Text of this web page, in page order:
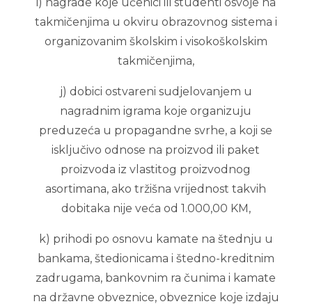
takmičenjima u okviru obrazovnog sistema i
organizovanim školskim i visokoškolskim
takmičenjima,
j) dobici ostvareni sudjelovanjem u
nagradnim igrama koje organizuju
preduzeća u propagandne svrhe, a koji se
isključivo odnose na proizvod ili paket
proizvoda iz vlastitog proizvodnog
asortimana, ako tržišna vrijednost takvih
dobitaka nije veća od 1.000,00 KM,
k) prihodi po osnovu kamate na štednju u
bankama, štedionicama i štedno-kreditnim
zadrugama, bankovnim ra čunima i kamate
na državne obveznice, obveznice koje izdaju